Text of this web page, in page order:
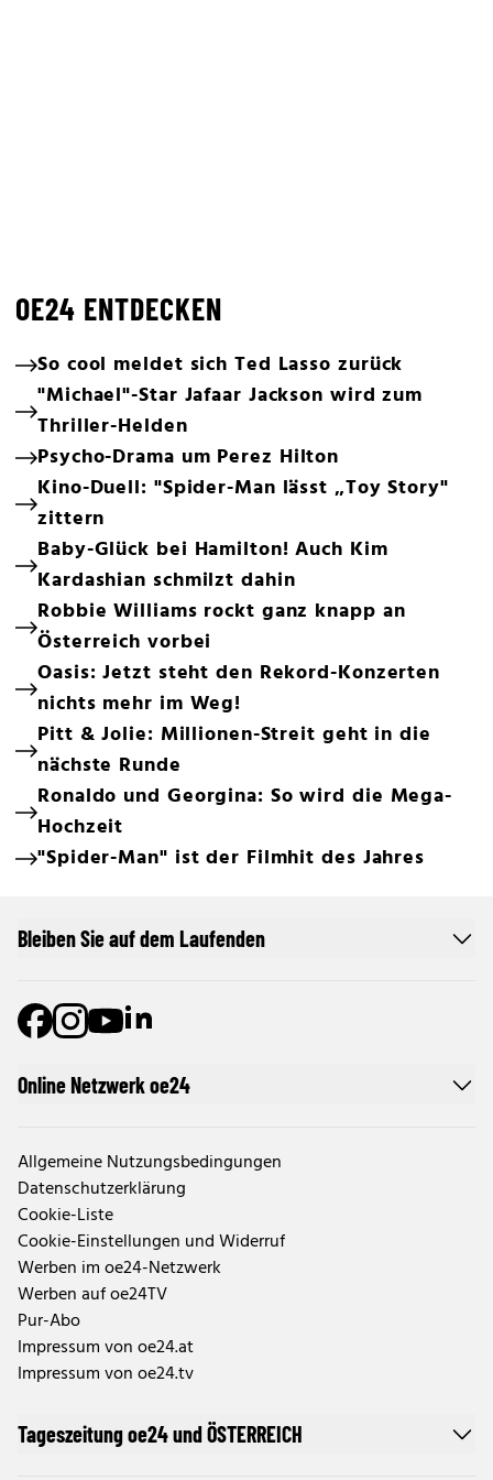
OE24 ENTDECKEN
So cool meldet sich Ted Lasso zurück
"Michael"-Star Jafaar Jackson wird zum
Thriller-Helden
Psycho-Drama um Perez Hilton
Kino-Duell: "Spider-Man lässt „Toy Story"
zittern
Baby-Glück bei Hamilton! Auch Kim
Kardashian schmilzt dahin
Robbie Williams rockt ganz knapp an
Österreich vorbei
Oasis: Jetzt steht den Rekord-Konzerten
nichts mehr im Weg!
Pitt & Jolie: Millionen-Streit geht in die
nächste Runde
Ronaldo und Georgina: So wird die Mega-
Hochzeit
"Spider-Man" ist der Filmhit des Jahres
Online Netzwerk oe24
Allgemeine Nutzungsbedingungen
Datenschutzerklärung
Cookie-Liste
Cookie-Einstellungen und Widerruf
Werben im oe24-Netzwerk
Werben auf oe24TV
Pur-Abo
Impressum von oe24.at
Impressum von oe24.tv
Tageszeitung oe24 und ÖSTERREICH
Bleiben Sie auf dem Laufenden